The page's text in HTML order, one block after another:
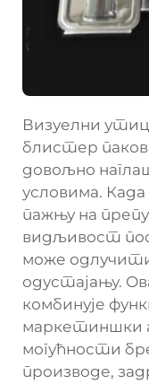
Визуелни
блистер
довољно
условима.
пажњу на
видљивост
може
одустајању.
комбинује
маркетиншки
могућности
производе,